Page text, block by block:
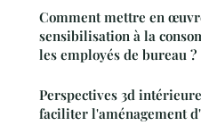
Comment mettre en
sensibilisation à la
les employés de bureau ?
Perspectives 3d
faciliter l'aménagement